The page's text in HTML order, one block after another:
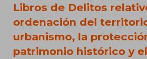
Libros de Delitos
ordenación del
urbanismo, la
patrimonio histórico y